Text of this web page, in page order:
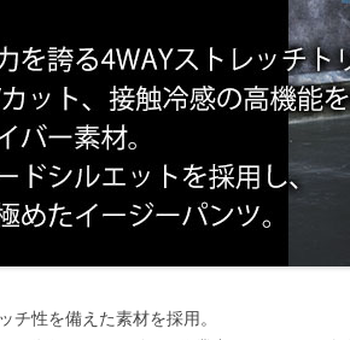
性を備えた素材を採用。